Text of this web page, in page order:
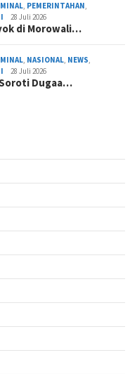
, PEMERINTAHAN,
28 Juli 2026
di Morowali…
, NASIONAL, NEWS,
28 Juli 2026
Dugaa…